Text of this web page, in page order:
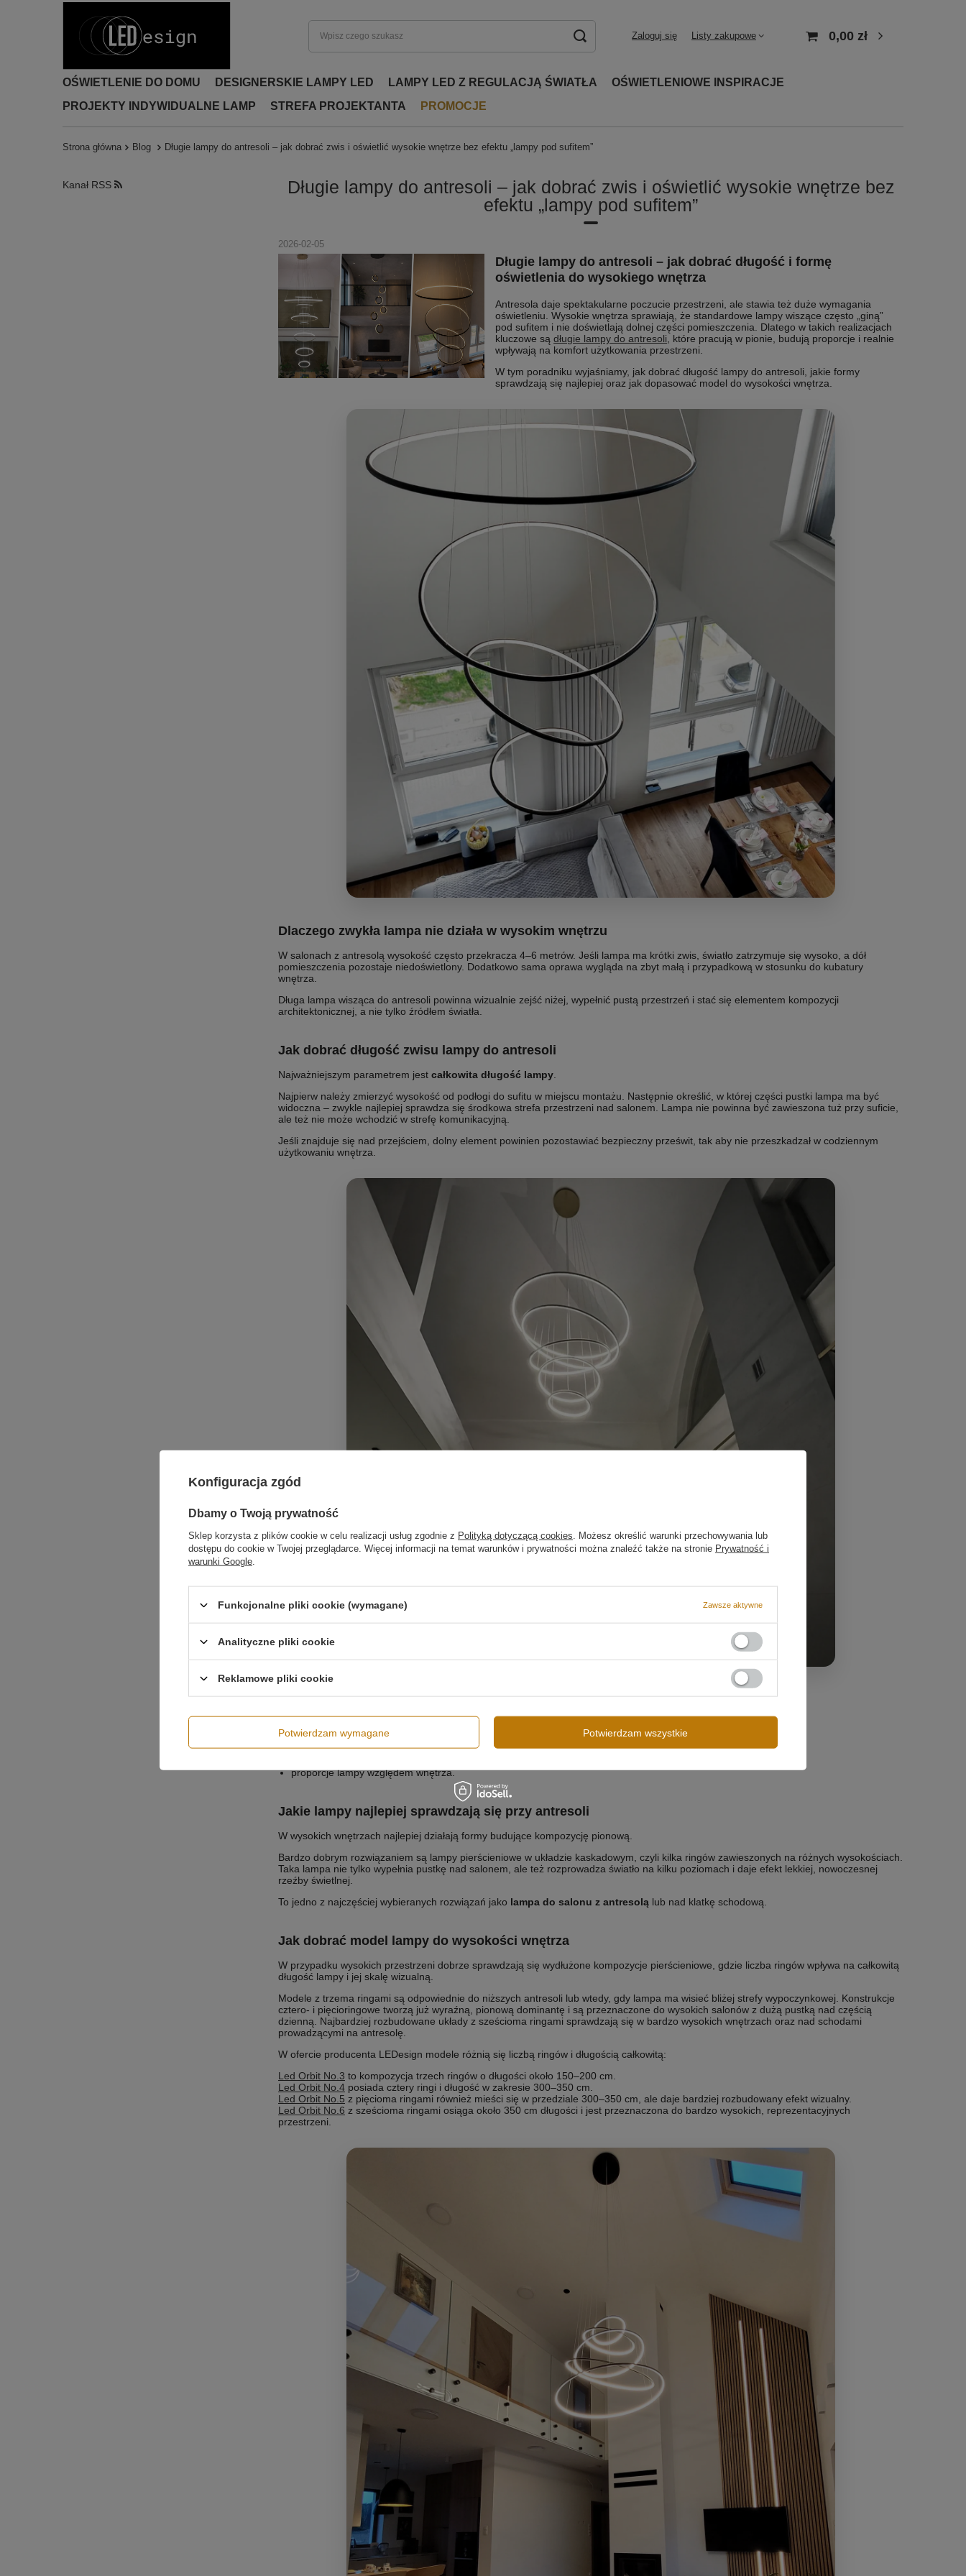
Zaloguj się Listy zakupowe 0,00 zł
OŚWIETLENIE DO DOMU DESIGNERSKIE LAMPY LED LAMPY LED Z REGULACJĄ ŚWIATŁA
OŚWIETLENIOWE INSPIRACJE
PROJEKTY INDYWIDUALNE LAMP
STREFA PROJEKTANTA PROMOCJE
Strona główna Blog Długie lampy do antresoli – jak dobrać zwis i oświetlić wysokie wnętrze bez efektu „lampy pod sufitem”
Kanał RSS
Długie lampy do antresoli – jak dobrać zwis i oświetlić wysokie wnętrze bez
efektu „lampy pod sufitem”
2026-02-05
Długie lampy do antresoli – jak dobrać długość i formę
oświetlenia do wysokiego wnętrza
Antresola daje spektakularne poczucie przestrzeni, ale stawia też duże wymagania
oświetleniu. Wysokie wnętrza sprawiają, że standardowe lampy wiszące często „giną”
pod sufitem i nie doświetlają dolnej części pomieszczenia. Dlatego w takich realizacjach
kluczowe sądługie lampy do antresoli , które pracują w pionie, budują proporcje i realnie
wpływają na komfort użytkowania przestrzeni.
W tym poradniku wyjaśniamy, jak dobrać długość lampy do antresoli, jakie formy
sprawdzają się najlepiej oraz jak dopasować model do wysokości wnętrza.
Dlaczego zwykła lampa nie działa w wysokim wnętrzu
W salonach z antresolą wysokość często przekracza 4–6 metrów. Jeśli lampa ma krótki zwis, światło zatrzymuje się wysoko, a dół
pomieszczenia pozostaje niedoświetlony. Dodatkowo sama oprawa wygląda na zbyt małą i przypadkową w stosunku do kubatury
wnętrza.
Długa lampa wisząca do antresoli powinna wizualnie zejść niżej, wypełnić pustą przestrzeń i stać się elementem kompozycji
architektonicznej, a nie tylko źródłem światła.
Jak dobrać długość zwisu lampy do antresoli
Najważniejszym parametrem jest całkowita długość lampy
Najpierw należy zmierzyć wysokość od podłogi do sufitu w miejscu montażu. Następnie określić, w której części pustki lampa ma być
widoczna – zwykle najlepiej sprawdza się środkowa strefa przestrzeni nad salonem. Lampa nie powinna być zawieszona tuż przy suficie,
ale też nie może wchodzić w strefę komunikacyjną.
Jeśli znajduje się nad przejściem, dolny element powinien pozostawiać bezpieczny prześwit, tak aby nie przeszkadzał w codziennym
użytkowaniu wnętrza.
całkowitą wysokość wnętrza (od podłogi do sufitu),
funkcję miejsca pod lampą (komunikacja / strefa wypoczynku),
proporcje lampy względem wnętrza.
Jakie lampy najlepiej sprawdzają się przy antresoli
W wysokich wnętrzach najlepiej działają formy budujące kompozycję pionową.
Bardzo dobrym rozwiązaniem są lampy pierścieniowe w układzie kaskadowym, czyli kilka ringów zawieszonych na różnych wysokościach.
Taka lampa nie tylko wypełnia pustkę nad salonem, ale też rozprowadza światło na kilku poziomach i daje efekt lekkiej, nowoczesnej
rzeźby świetlnej.
To jedno z najczęściej wybieranych rozwiązań jako lampa do salonu z antresolą lub nad klatkę schodową.
Jak dobrać model lampy do wysokości wnętrza
W przypadku wysokich przestrzeni dobrze sprawdzają się wydłużone kompozycje pierścieniowe, gdzie liczba ringów wpływa na całkowitą
długość lampy i jej skalę wizualną.
Modele z trzema ringami są odpowiednie do niższych antresoli lub wtedy, gdy lampa ma wisieć bliżej strefy wypoczynkowej. Konstrukcje
cztero- i pięcioringowe tworzą już wyraźną, pionową dominantę i są przeznaczone do wysokich salonów z dużą pustką nad częścią
dzienną. Najbardziej rozbudowane układy z sześcioma ringami sprawdzają się w bardzo wysokich wnętrzach oraz nad schodami
prowadzącymi na antresolę.
W ofercie producenta LEDesign modele różnią się liczbą ringów i długością całkowitą:
Led Orbit No.3 to kompozycja trzech ringów o długości około 150–200 cm.
Led Orbit No.4 posiada cztery ringi i długość w zakresie 300–350 cm.
Led Orbit No.5 z pięcioma ringami również mieści się w przedziale 300–350 cm, ale daje bardziej rozbudowany efekt wizualny.
Led Orbit No.6 z sześcioma ringami osiąga około 350 cm długości i jest przeznaczona do bardzo wysokich, reprezentacyjnych
przestrzeni.
Konfiguracja zgód
Dbamy o Twoją prywatność
Sklep korzysta z plików cookie w celu realizacji usług zgodnie z Polityką dotyczącą cookies . Możesz określić warunki przechowywania lub
dostępu do cookie w Twojej przeglądarce. Więcej informacji na temat warunków i prywatności można znaleźć także na stronie Prywatność i
warunki Google
Funkcjonalne pliki cookie (wymagane) Zawsze aktywne
Analityczne pliki cookie
Reklamowe pliki cookie
Potwierdzam wymagane Potwierdzam wszystkie